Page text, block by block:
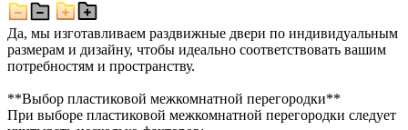
Да, мы изготавливаем раздвижные двери по индивидуальным
размерам и дизайну, чтобы идеально соответствовать вашим
потребностям и пространству.
**Выбор пластиковой межкомнатной перегородки**
При выборе пластиковой межкомнатной перегородки следует